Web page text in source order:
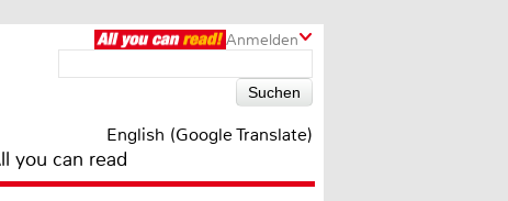
Anmelden
English (Google Translate)
you can read